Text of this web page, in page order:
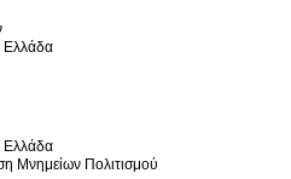
Ελλάδα
Ελλάδα
Μνημείων Πολιτισμού